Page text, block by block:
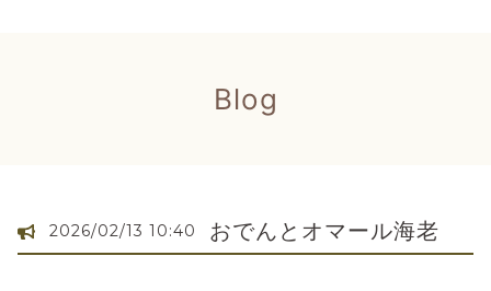
Blog
2026/02/13 10:40 おでんとオマール海老